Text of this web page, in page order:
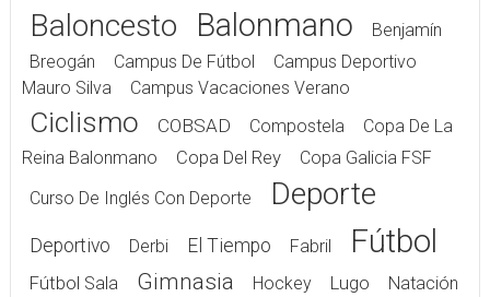
Baloncesto Balonmano
Benjamín
Breogán
Campus De Fútbol
Campus Deportivo
Mauro Silva
Campus Vacaciones Verano
Ciclismo COBSAD Compostela
Copa De La
Reina Balonmano
Copa Del Rey
Copa Galicia FSF
Curso De Inglés Con Deporte
Deporte
Deportivo Derbi El Tiempo Fabril Fútbol
Fútbol Sala Gimnasia Hockey Lugo Natación